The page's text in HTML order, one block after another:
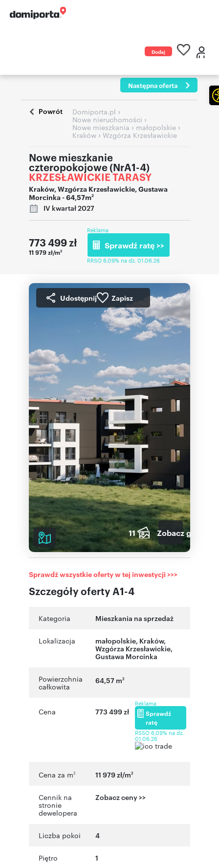
Dodaj
Następna oferta
Powrót Domiporta.pl ›
Nowe nieruchomości ›
Nowe mieszkania › małopolskie ›
Kraków › Wzgórza Krzesławickie
Nowe mieszkanie
czteropokojowe (NrA1-4)
KRZESŁAWICKIE TARASY
Kraków,Wzgórza Krzesławickie,Gustawa
Morcinka- 64,57m2
IV kwartał 2027
773 499zł
11 979 zł/m2
Reklama
Sprawdź ratę >>
RRSO 6,09% na dz. 01.06.26
Udostępnij Zapisz
11 Zobacz galerię
Szczegóły oferty A1-4
Sprawdź wszystkie oferty w tej inwestycji >>>
Kategoria Mieszkania na sprzedaż
Lokalizacja małopolskie, Kraków,
Wzgórza Krzesławickie,
Gustawa Morcinka
Powierzchnia
całkowita
64,57 m2
Cena 773 499 zł
Reklama
Sprawdź
ratę
RSSO 6,09% na dz.
01.06.26
Cena za m2 11 979 zł/m2
Cennik na
stronie
dewelopera
Zobacz ceny >>
Liczba pokoi 4
Piętro 1